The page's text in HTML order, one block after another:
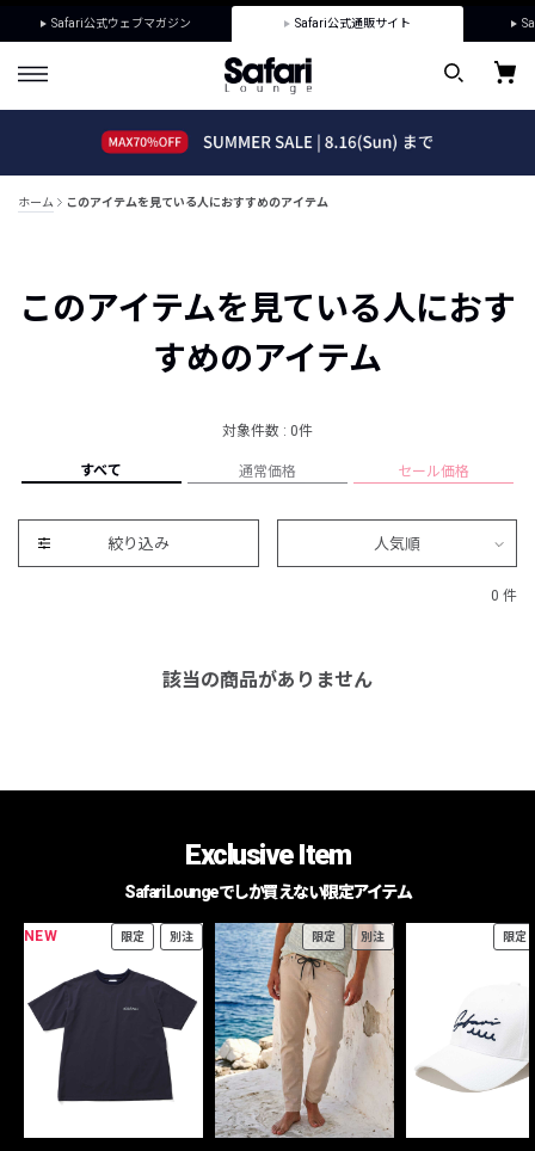
Safari公式ウェブマガジン Safari公式通販サイト
ホーム このアイテムを見ている人におすすめのアイテム
このアイテムを見ている人におす
すめのアイテム
対象件数 : 0件
すべて 通常価格 セール価格
絞り込み 人気順
0 件
該当の商品がありません
Exclusive Item
Safari Loungeでしか買えない限定アイテム
NEW 限定 別注 限定 別注 限定